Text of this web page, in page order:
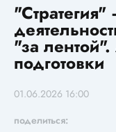
"за
подготовки
01.06.2026 16:00
поделиться: